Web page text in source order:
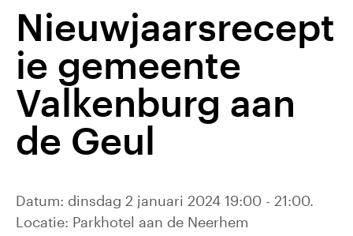
Nieuwjaarsrecept
ie gemeente
Valkenburg aan
de Geul
Datum: dinsdag 2 januari 2024 19:00 - 21:00.
Locatie: Parkhotel aan de Neerhem